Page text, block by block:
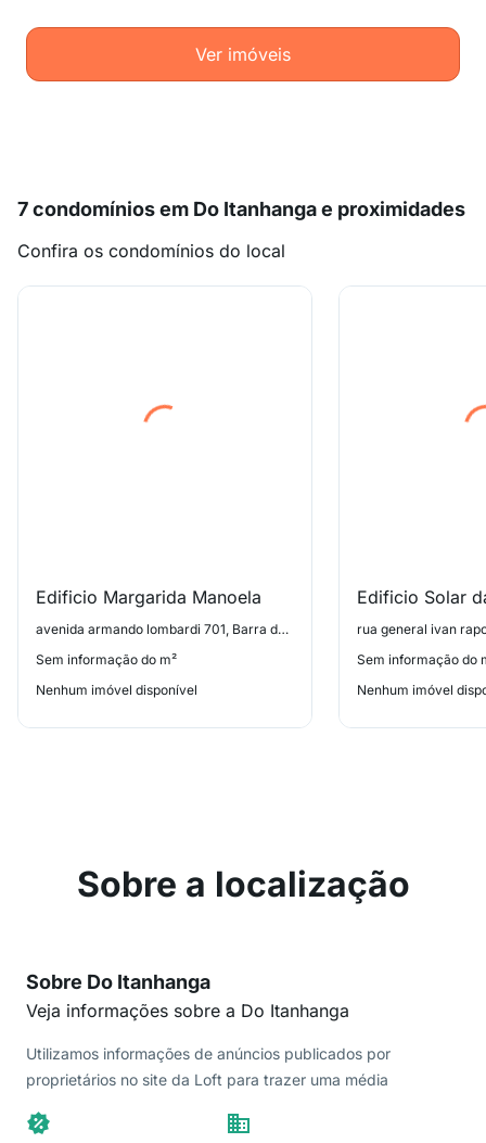
Ver imóveis
7 condomínios em Do Itanhanga e proximidades
Confira os condomínios do local
Edificio Margarida Manoela
avenida armando lombardi 701, Barra da Tijuca: Jardim Oceânico
Sem informação do m²
Nenhum imóvel disponível
Edificio Solar
Sem informação do
Nenhum imóvel
Sobre a localização
Sobre Do Itanhanga
Veja informações sobre a Do Itanhanga
Utilizamos informações de anúncios publicados por
proprietários no site da Loft para trazer uma média